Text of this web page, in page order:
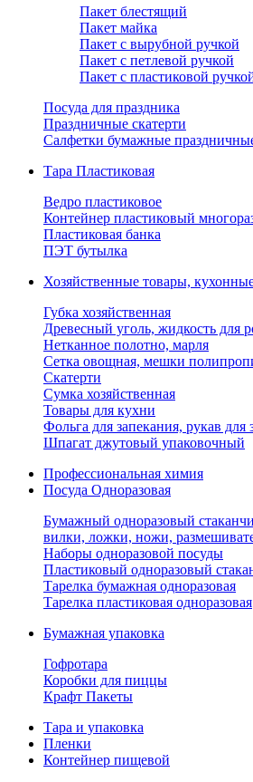
Пакет блестящий
Пакет майка
Пакет с вырубной ручкой
Пакет с петлевой ручкой
Пакет с пластиковой
Посуда для праздника
Праздничные скатерти
Салфетки бумажные
Тара Пластиковая
Ведро пластиковое
Контейнер пластиковый
Пластиковая банка
ПЭТ бутылка
Хозяйственные товары,
Губка хозяйственная
Древесный уголь, жидкость для
Нетканное полотно, марля
Сетка овощная, мешки
Скатерти
Сумка хозяйственная
Товары для кухни
Фольга для запекания, рукав для
Шпагат джутовый упаковочный
Профессиональная химия
Посуда Одноразовая
Бумажный одноразовый
вилки, ложки, ножи,
Наборы одноразовой посуды
Пластиковый одноразовый
Тарелка бумажная одноразовая
Тарелка пластиковая одноразовая
Бумажная упаковка
Гофротара
Коробки для пиццы
Крафт Пакеты
Тара и упаковка
Пленки
Контейнер пищевой